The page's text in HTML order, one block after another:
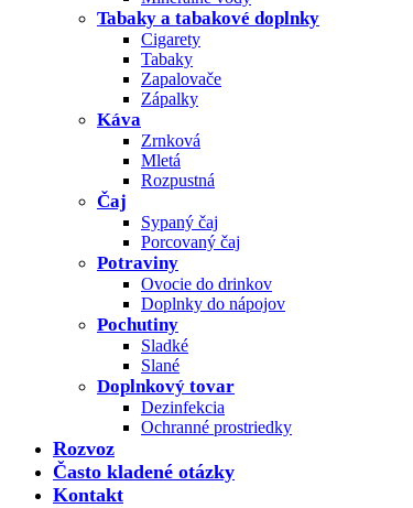
Tabaky a tabakové doplnky
Cigarety
Tabaky
Zapalovače
Zápalky
Káva
Zrnková
Mletá
Rozpustná
Čaj
Sypaný čaj
Porcovaný čaj
Potraviny
Ovocie do drinkov
Doplnky do nápojov
Pochutiny
Sladké
Slané
Doplnkový tovar
Dezinfekcia
Ochranné prostriedky
Rozvoz
Často kladené otázky
Kontakt